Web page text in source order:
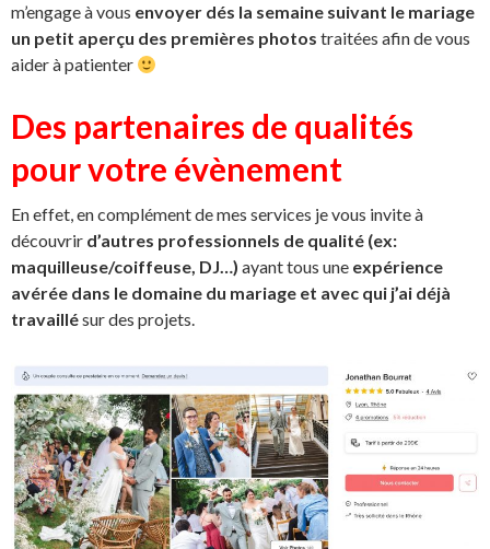
m’engage à vous envoyer dés la semaine suivant le mariage
un petit aperçu des premières photos traitées afin de vous
aider à patienter
Des partenaires de qualités
pour votre évènement
En effet, en complément de mes services je vous invite à
découvrir d’autres professionnels de qualité (ex:
maquilleuse/coiffeuse, DJ…) ayant tous une expérience
avérée dans le domaine du mariage et avec qui j’ai déjà
travaillésur des projets.